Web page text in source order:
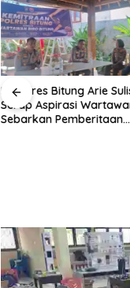
Kapolres Bitung Arie
Serap Aspirasi
Sebarkan Pemberitaan